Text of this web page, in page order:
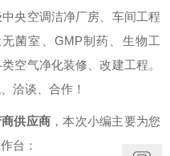
央空调洁净厂房、车间工程
菌室、GMP制药、生物工
空气净化装修、改建工程。
洽谈、合作！
供应商 ，本次小编主要为您
台：